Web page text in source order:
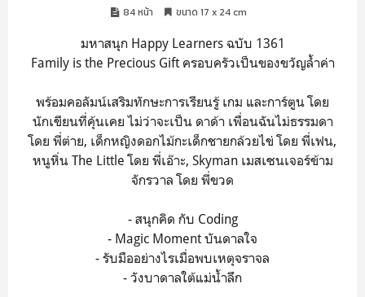
84 หน้า ขนาด 17 x 24 cm
มหาสนุก Happy Learners ฉบับ 1361
Family is the Precious Gift ครอบครัวเป็นของขวัญล้ำค่า
พร้อมคอลัมน์เสริมทักษะการเรียนรู้ เกม และการ์ตูน โดย
นักเขียนที่คุ้นเคย ไม่ว่าจะเป็น ดาด้า เพื่อนฉันไม่ธรรมดา
โดย พี่ต่าย, เด็กหญิงดอกไม้กะเด็กชายกล้วยไข่ โดย พี่เฟน,
หนูหิ่น The Little โดย พี่เอ๊าะ, Skyman เมสเซนเจอร์ข้าม
จักรวาล โดย พี่ขวด
- สนุกคิด กับ Coding
- Magic Moment บันดาลใจ
- รับมืออย่างไรเมื่อพบเหตุจราจล
- วังบาดาลใต้แม่น้ำลึก